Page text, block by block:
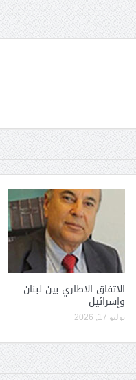
الاتفاق الاطاري بين لبنان
وإسرائيل
يوليو 17, 2026